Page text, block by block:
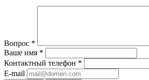
Вопрос *
Ваше имя *
Контактный телефон *
E-mail